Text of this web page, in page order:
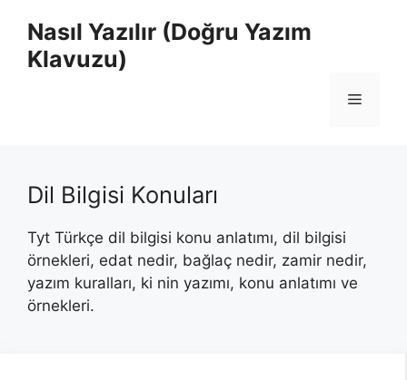
Nasıl Yazılır (Doğru Yazım
Klavuzu)
Menü
Dil Bilgisi Konuları
Tyt Türkçe dil bilgisi konu anlatımı, dil bilgisi
örnekleri, edat nedir, bağlaç nedir, zamir nedir,
yazım kuralları, ki nin yazımı, konu anlatımı ve
örnekleri.